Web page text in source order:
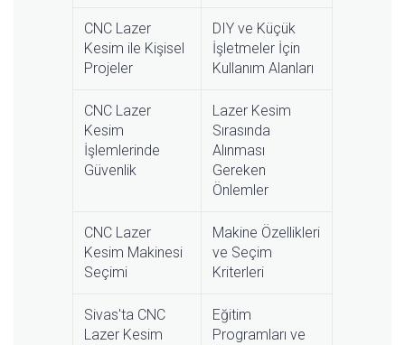
CNC Lazer
Kesim ile Kişisel
Projeler
DIY ve Küçük
İşletmeler İçin
Kullanım Alanları
CNC Lazer
Kesim
İşlemlerinde
Güvenlik
Lazer Kesim
Sırasında
Alınması
Gereken
Önlemler
CNC Lazer
Kesim Makinesi
Seçimi
Makine Özellikleri
ve Seçim
Kriterleri
Sivas'ta CNC
Lazer Kesim
Eğitim
Programları ve